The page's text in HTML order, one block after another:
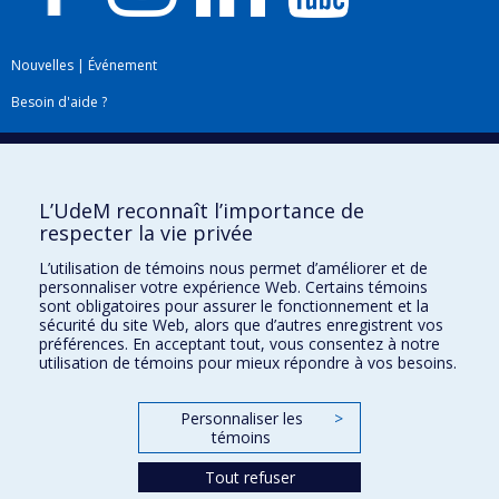
Nouvelles | Événement
Besoin d'aide ?
Plan du site|Accessibilité
Téléchargez les logos de l'ESPUM
L’UdeM reconnaît l’importance de
respecter la vie privée
L’utilisation de témoins nous permet d’améliorer et de
personnaliser votre expérience Web. Certains témoins
sont obligatoires pour assurer le fonctionnement et la
sécurité du site Web, alors que d’autres enregistrent vos
préférences. En acceptant tout, vous consentez à notre
utilisation de témoins pour mieux répondre à vos besoins.
Personnaliser les
témoins
>
Tout refuser